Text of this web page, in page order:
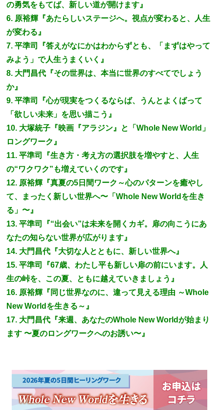
の勇気をもてば、新しい道が開けます』
6. 原裕輝『あたらしいステージへ。視点が変わると、人生
が変わる』
7. 平準司『答えがなにかはわからずとも、「まずはやって
みよう」で人生うまくいく』
8. 大門昌代『その世界は、本当に世界のすべてでしょう
か』
9. 平準司『心が現実をつくるならば、うんとよくばって
「欲しい未来」を思い描こう』
10. 大塚統子『映画『アラジン』と「Whole New World」
ロングワーク』
11. 平準司『生き方・考え方の選択肢を増やすと、人生
の“ワクワク”も増えていくのです』
12. 原裕輝『真夏の5日間ワーク～心のパターンを癒やし
て、まったく新しい世界へ〜「Whole New Worldを生き
る」〜』
13. 平準司『“出会い”は未来を開くカギ。扉の向こうにあ
なたの知らない世界が広がります』
14. 大門昌代『大切な人とともに、新しい世界へ』
15. 平準司『67歳、わたし平も新しい扉の前にいます。人
生の峠を、この夏、ともに越えていきましょう』
16. 原裕輝『同じ世界なのに、違って見える理由 ～Whole
New Worldを生きる～』
17. 大門昌代『来週、あなたのWhole New Worldが始まり
ます 〜夏のロングワークへのお誘い〜』